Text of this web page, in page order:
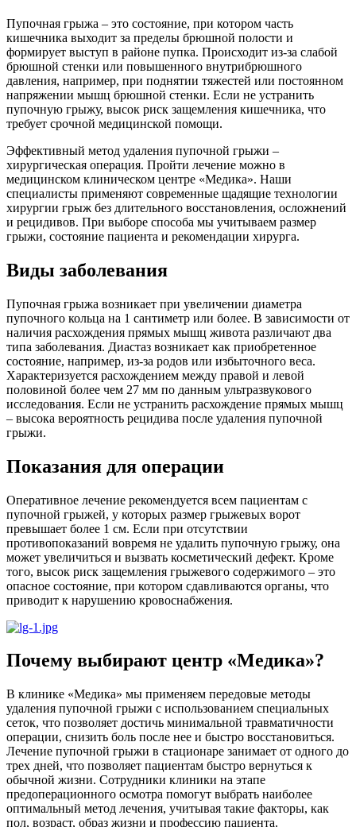
Пупочная грыжа – это состояние, при котором часть
кишечника выходит за пределы брюшной полости и
формирует выступ в районе пупка. Происходит из-за слабой
брюшной стенки или повышенного внутрибрюшного
давления, например, при поднятии тяжестей или постоянном
напряжении мышц брюшной стенки. Если не устранить
пупочную грыжу, высок риск защемления кишечника, что
требует срочной медицинской помощи.
Эффективный метод удаления пупочной грыжи –
хирургическая операция. Пройти лечение можно в
медицинском клиническом центре «Медика». Наши
специалисты применяют современные щадящие технологии
хирургии грыж без длительного восстановления, осложнений
и рецидивов. При выборе способа мы учитываем размер
грыжи, состояние пациента и рекомендации хирурга.
Виды заболевания
Пупочная грыжа возникает при увеличении диаметра
пупочного кольца на 1 сантиметр или более. В зависимости от
наличия расхождения прямых мышц живота различают два
типа заболевания. Диастаз возникает как приобретенное
состояние, например, из-за родов или избыточного веса.
Характеризуется расхождением между правой и левой
половиной более чем 27 мм по данным ультразвукового
исследования. Если не устранить расхождение прямых мышц
– высока вероятность рецидива после удаления пупочной
грыжи.
Показания для операции
Оперативное лечение рекомендуется всем пациентам с
пупочной грыжей, у которых размер грыжевых ворот
превышает более 1 см. Если при отсутствии
противопоказаний вовремя не удалить пупочную грыжу, она
может увеличиться и вызвать косметический дефект. Кроме
того, высок риск защемления грыжевого содержимого – это
опасное состояние, при котором сдавливаются органы, что
приводит к нарушению кровоснабжения.
Почему выбирают центр «Медика»?
В клинике «Медика» мы применяем передовые методы
удаления пупочной грыжи с использованием специальных
сеток, что позволяет достичь минимальной травматичности
операции, снизить боль после нее и быстро восстановиться.
Лечение пупочной грыжи в стационаре занимает от одного до
трех дней, что позволяет пациентам быстро вернуться к
обычной жизни. Сотрудники клиники на этапе
предоперационного осмотра помогут выбрать наиболее
оптимальный метод лечения, учитывая такие факторы, как
пол, возраст, образ жизни и профессию пациента.